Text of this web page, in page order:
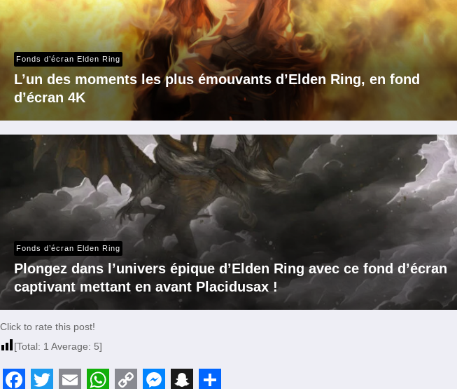
Fonds d’écran Elden Ring
L’un des moments les plus émouvants d’Elden Ring, en fond
d’écran 4K
Fonds d’écran Elden Ring
Plongez dans l’univers épique d’Elden Ring avec ce fond d’écran
captivant mettant en avant Placidusax !
Click to rate this post!
[Total: 1 Average: 5]